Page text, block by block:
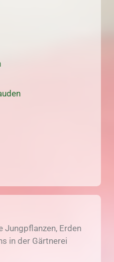
Jungpflanzen, Erden
in der Gärtnerei